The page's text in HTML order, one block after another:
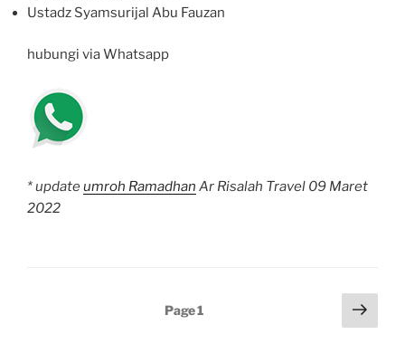
Ustadz Syamsurijal Abu Fauzan
hubungi via Whatsapp
* updateumroh Ramadhan Ar Risalah Travel 09 Maret
2022
Page1
Next
page